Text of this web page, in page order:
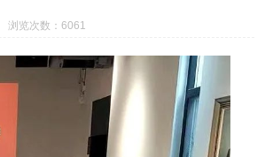
浏览次数：6061